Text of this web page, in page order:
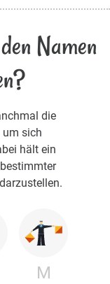
Namen
die
um sich
hält ein
M